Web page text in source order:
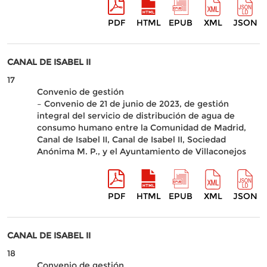
PDF HTML EPUB XML JSON
CANAL DE ISABEL II
17
Convenio de gestión
– Convenio de 21 de junio de 2023, de gestión
integral del servicio de distribución de agua de
consumo humano entre la Comunidad de Madrid,
Canal de Isabel II, Canal de Isabel II, Sociedad
Anónima M. P., y el Ayuntamiento de Villaconejos
PDF HTML EPUB XML JSON
CANAL DE ISABEL II
18